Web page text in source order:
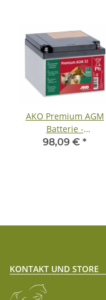
AKO Premium AGM
Batterie -
Weidezaunbatterie
98,09 € *
KONTAKT UND STORE